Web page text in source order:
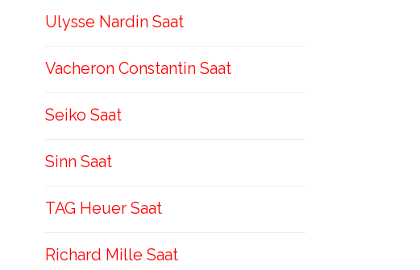
Ulysse Nardin Saat
Vacheron Constantin Saat
Seiko Saat
Sinn Saat
TAG Heuer Saat
Richard Mille Saat